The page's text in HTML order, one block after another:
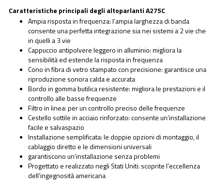
Caratteristiche principali degli altoparlanti A275C
Ampia risposta in frequenza: l’ampia larghezza di banda
consente una perfetta integrazione sia nei sistemi a 2 vie che
in quelli a 3 vie
Cappuccio antipolvere leggero in alluminio: migliora la
sensibilità ed estende la risposta in frequenza
Cono in fibra di vetro stampato con precisione: garantisce una
riproduzione sonora calda e accurata
Bordo in gomma butilica resistente: migliora le prestazioni e il
controllo alle basse frequenze
Filtro in linea: per un controllo preciso delle frequenze
Cestello sottile in acciaio rinforzato: consente un’installazione
facile e salvaspazio
Installazione semplificata: le doppie opzioni di montaggio, il
cablaggio diretto e le dimensioni universali
garantiscono un’installazione senza problemi
Progettato e realizzato negli Stati Uniti: scoprite l’eccellenza
dell’ingegnosità americana